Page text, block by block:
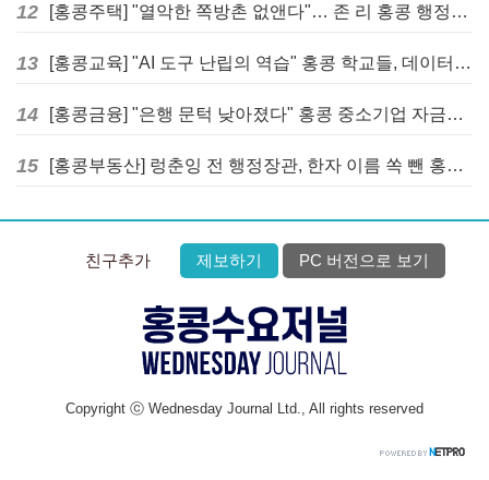
12 [홍콩주택] "열악한 쪽방촌 없앤다"… 존 리 홍콩 행정장관, 4년 내 단계적 폐지 선언
13 [홍콩교육] "AI 도구 난립의 역습" 홍콩 학교들, 데이터 고립에 교육 효과 평가 비상
14 [홍콩금융] "은행 문턱 낮아졌다" 홍콩 중소기업 자금줄 숨통 트이나… HKMA "2분기 신용 조건 안정적"
15 [홍콩부동산] 렁춘잉 전 행정장관, 한자 이름 쏙 뺀 홍콩 고급 아파트 단지들에 쓴소리
친구추가 제보하기 PC 버전으로 보기
Copyright ⓒ Wednesday Journal Ltd., All rights reserved